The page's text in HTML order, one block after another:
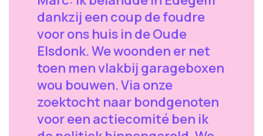
dankzij een coup de foudre
voor ons huis in de Oude
Elsdonk. We woonden er net
toen men vlakbij garageboxen
wou bouwen. Via onze
zoektocht naar bondgenoten
voor een actiecomité ben ik